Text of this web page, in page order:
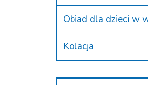
Obiad dla dzieci w
Kolacja